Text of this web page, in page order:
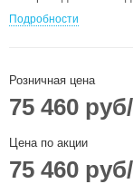
Подробности
Розничная цена
75 460 руб
Цена по акции
75 460 руб